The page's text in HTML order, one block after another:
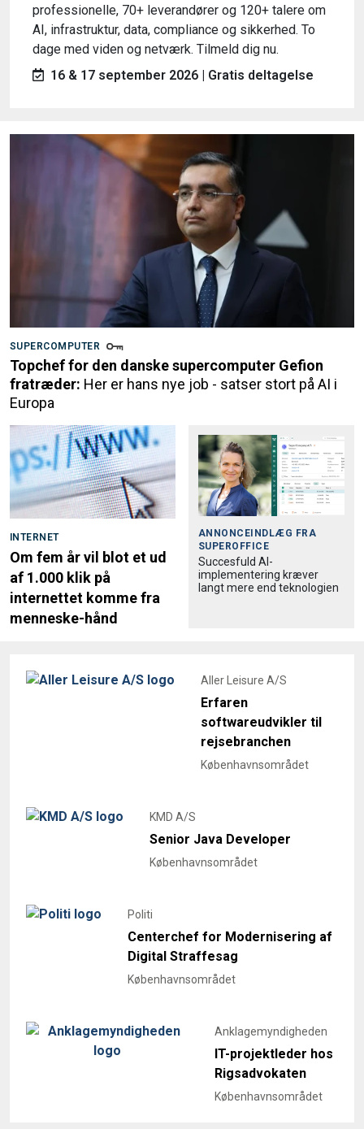
professionelle, 70+ leverandører og 120+ talere om
AI, infrastruktur, data, compliance og sikkerhed. To
dage med viden og netværk. Tilmeld dig nu.
16 & 17 september 2026 | Gratis deltagelse
SUPERCOMPUTER
Topchef for den danske supercomputer Gefion
fratræder: Her er hans nye job - satser stort på AI i
Europa
INTERNET
Om fem år vil blot et ud
af 1.000 klik på
internettet komme fra
menneske-hånd
ANNONCEINDLÆG FRA
SUPEROFFICE
Succesfuld AI-
implementering kræver
langt mere end teknologien
Aller Leisure A/S
Erfaren
softwareudvikler til
rejsebranchen
Københavnsområdet
KMD A/S
Senior Java Developer
Københavnsområdet
Politi
Centerchef for Modernisering af
Digital Straffesag
Københavnsområdet
Anklagemyndigheden
IT-projektleder hos
Rigsadvokaten
Københavnsområdet